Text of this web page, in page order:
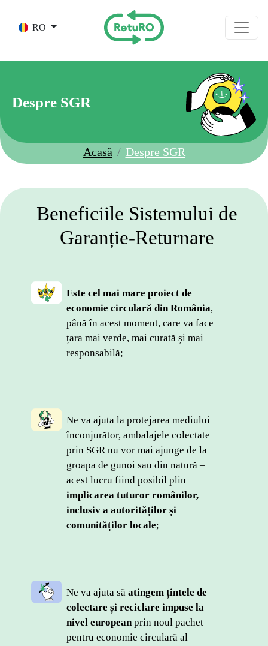
RO
Despre SGR
Acasă Despre SGR
Beneficiile Sistemului de
Garanție-Returnare
Este cel mai mare proiect de
economie circulară din România,
până în acest moment, care va face
țara mai verde, mai curată și mai
responsabilă;
Ne va ajuta la protejarea mediului
înconjurător, ambalajele colectate
prin SGR nu vor mai ajunge de la
groapa de gunoi sau din natură –
acest lucru fiind posibil plin
implicarea tuturor românilor,
inclusiv a autorităților și
comunităților locale;
Ne va ajuta să atingem țintele de
colectare și reciclare impuse la
nivel european prin noul pachet
pentru economie circulară al